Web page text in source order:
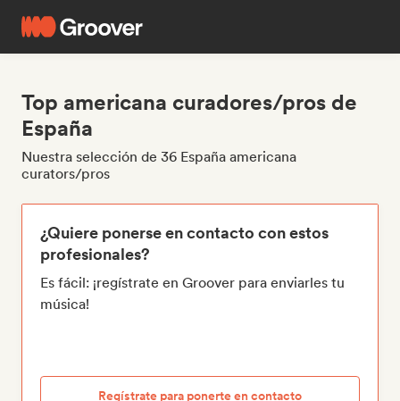
Top americana curadores/pros de
España
Nuestra selección de 36 España americana
curators/pros
¿Quiere ponerse en contacto con estos
profesionales?
Es fácil: ¡regístrate en Groover para enviarles tu
música!
Regístrate para ponerte en contacto